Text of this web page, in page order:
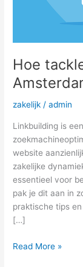
Hoe
zakelijk /admin
Linkbuilding is
website
zakelijke
essentieel voor
pak je dit aan in
praktische tips
[…]
Read More »